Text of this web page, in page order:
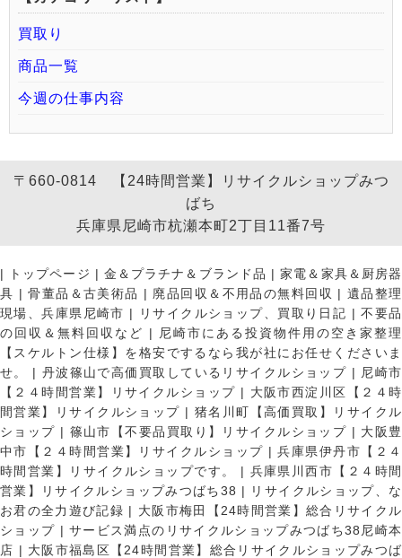
買取り
商品一覧
今週の仕事内容
〒660-0814 【24時間営業】リサイクルショップみつ
ばち
兵庫県尼崎市杭瀬本町2丁目11番7号
| トップページ | 金＆プラチナ＆ブランド品 |家電＆家具＆厨房器
具 |骨董品＆古美術品 | 廃品回収＆不用品の無料回収 | 遺品整理
現場、兵庫県尼崎市 | リサイクルショップ、買取り日記 |不要品
の回収＆無料回収など |
尼崎市にある投資物件用の空き家整理
【スケルトン仕様】を格安でするなら我が社にお任せくださいま
せ。
| 丹波篠山で高価買取しているリサイクルショップ | 尼崎市
【２４時間営業】リサイクルショップ | 大阪市西淀川区【２４時
間営業】リサイクルショップ | 猪名川町【高価買取】リサイクル
ショップ | 篠山市【不要品買取り】リサイクルショップ | 大阪豊
中市【２４時間営業】リサイクルショップ |兵庫県伊丹市【２４
時間営業】リサイクルショップです。
| 兵庫県川西市【２４時間
営業】リサイクルショップみつばち38 |
リサイクルショップ、な
お君の全力遊び記録 | 大阪市梅田【24時間営業】総合リサイクル
ショップ |サービス満点のリサイクルショップみつばち38尼崎本
店 | 大阪市福島区【24時間営業】総合リサイクルショップみつば